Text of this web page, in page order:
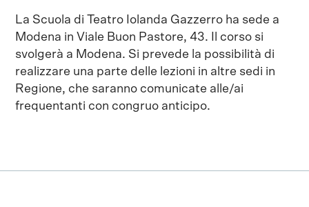
La Scuola di Teatro Iolanda Gazzerro ha sede a
Modena in Viale Buon Pastore, 43. Il corso si
svolgerà a Modena. Si prevede la possibilità di
realizzare una parte delle lezioni in altre sedi in
Regione, che saranno comunicate alle/ai
frequentanti con congruo anticipo.